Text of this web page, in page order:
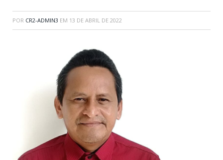
POR CR2-ADMIN3 EM 13 DE ABRIL DE 2022